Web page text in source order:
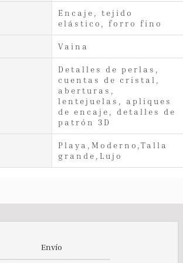
Encaje, tejido
elástico, forro fino
Vaina
Detalles de perlas,
cuentas de cristal,
aberturas,
lentejuelas, apliques
de encaje, detalles de
patrón 3D
Playa,Moderno,Talla
grande,Lujo
Envío